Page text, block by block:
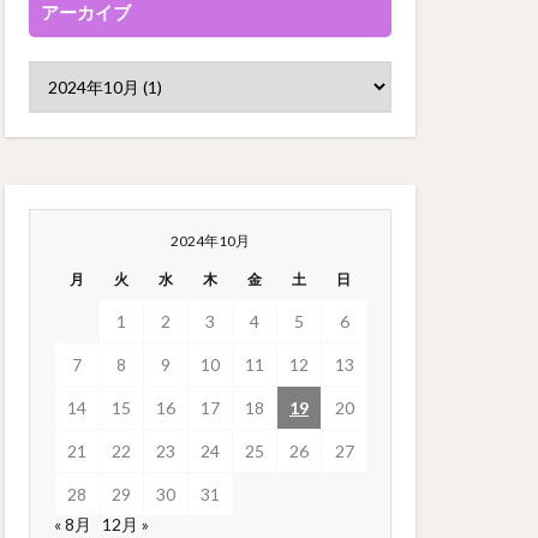
アーカイブ
2024年10月
月 火 水 木 金 土 日
1 2 3 4 5 6
7 8 9 10 11 12 13
14 15 16 17 18 19 20
21 22 23 24 25 26 27
28 29 30
31
« 8月
12月 »